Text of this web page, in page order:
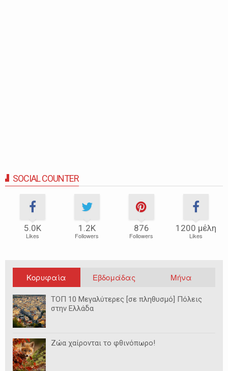
SOCIAL COUNTER
5.0Κ
Likes
1.2Κ
Followers
876
Followers
1200 μέλη
Likes
Κορυφαία Εβδομάδας Μήνα
ΤΟΠ 10 Μεγαλύτερες [σε πληθυσμό] Πόλεις
στην Ελλάδα
Ζώα χαίρονται το φθινόπωρο!